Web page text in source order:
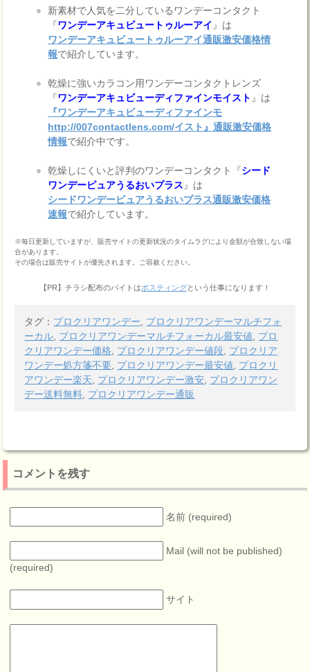
新素材で人気を二分しているワンデーコンタクト
『ワンデーアキュビュートゥルーアイ 』は
ワンデーアキュビュートゥルーアイ通販激安価格情
報で紹介しています。
乾燥に強いカラコン用ワンデーコンタクトレンズ
『ワンデーアキュビューディファインモイスト 』は
『ワンデーアキュビューディファインモ
http://007contactlens.com/イスト』通販激安価格
情報で紹介中です。
乾燥しにくいと評判のワンデーコンタクト『シード
ワンデーピュアうるおいプラス 』は
シードワンデーピュアうるおいプラス通販激安価格
速報で紹介しています。
※毎日更新していますが、販売サイトの更新状況のタイムラグにより金額が合致しない場
合があります。
その場合は販売サイトが優先されます。ご容赦ください。
【PR】チラシ配布のバイトはポスティングという仕事になります！
タグ： プロクリアワンデー
プロクリアワンデーマルチフォ
ーカル プロクリアワンデーマルチフォーカル最安値
プロ
クリアワンデー価格
プロクリアワンデー値段 プロクリア
ワンデー処方箋不要 プロクリアワンデー最安値
プロクリ
アワンデー楽天
プロクリアワンデー激安 プロクリアワン
デー送料無料 プロクリアワンデー通販
コメントを残す
名前 (required)
Mail (will not be published)
(required)
サイト